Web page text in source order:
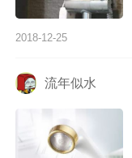
2018-12-25
流年似水